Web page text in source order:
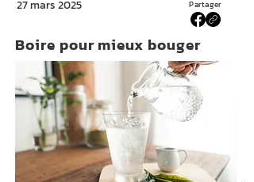
Partager
27 mars 2025
Boire pour mieux bouger